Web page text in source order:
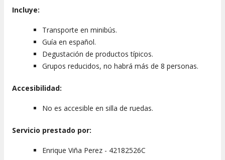
Incluye:
Transporte en minibús.
Guía en español.
Degustación de productos típicos.
Grupos reducidos, no habrá más de 8 personas.
Accesibilidad:
No es accesible en silla de ruedas.
Servicio prestado por:
Enrique Viña Perez - 42182526C